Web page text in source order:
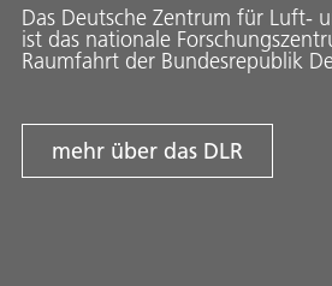
Das Deutsche Zentrum für Luft-
ist das nationale
Raumfahrt der Bundesrepublik
mehr über das DLR